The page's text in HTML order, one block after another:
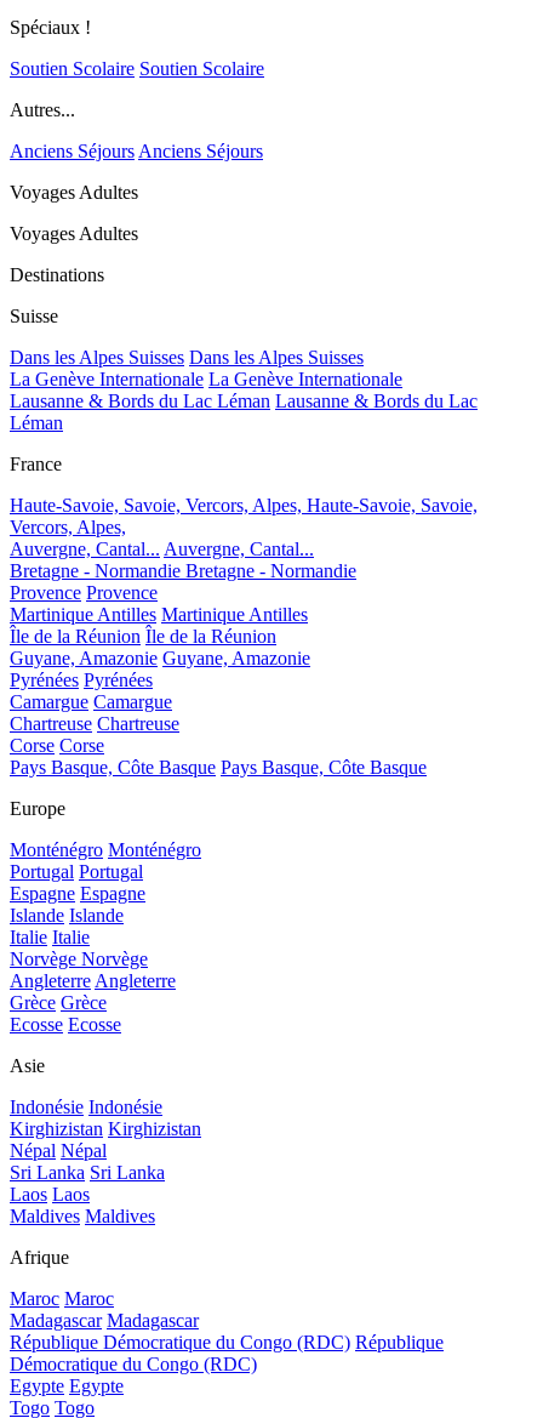
Spéciaux !
Soutien Scolaire Soutien Scolaire
Autres...
Anciens Séjours Anciens Séjours
Voyages Adultes
Voyages Adultes
Destinations
Suisse
Dans les Alpes Suisses Dans les Alpes Suisses
La Genève Internationale La Genève Internationale
Lausanne & Bords du Lac Léman Lausanne & Bords du Lac
Léman
France
Haute-Savoie, Savoie, Vercors, Alpes, Haute-Savoie, Savoie,
Vercors, Alpes,
Auvergne, Cantal... Auvergne, Cantal...
Bretagne - Normandie Bretagne - Normandie
Provence Provence
Martinique Antilles Martinique Antilles
Île de la Réunion Île de la Réunion
Guyane, Amazonie Guyane, Amazonie
Pyrénées Pyrénées
Camargue Camargue
Chartreuse Chartreuse
Corse Corse
Pays Basque, Côte Basque Pays Basque, Côte Basque
Europe
Monténégro Monténégro
Portugal Portugal
Espagne Espagne
Islande Islande
Italie Italie
Norvège Norvège
Angleterre Angleterre
Grèce Grèce
Ecosse Ecosse
Asie
Indonésie Indonésie
Kirghizistan Kirghizistan
Népal Népal
Sri Lanka Sri Lanka
Laos Laos
Maldives Maldives
Afrique
Maroc Maroc
Madagascar Madagascar
République Démocratique du Congo (RDC) République
Démocratique du Congo (RDC)
Egypte Egypte
Togo Togo